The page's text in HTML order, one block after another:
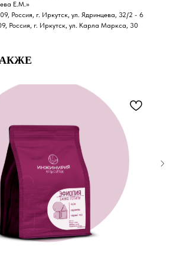
Е.М.»
Россия, г. Иркутск, ул. Ядринцева, 32/2 - 6
Россия, г. Иркутск, ул. Карла Маркса, 30